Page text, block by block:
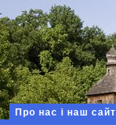
Про нас і наш сайт